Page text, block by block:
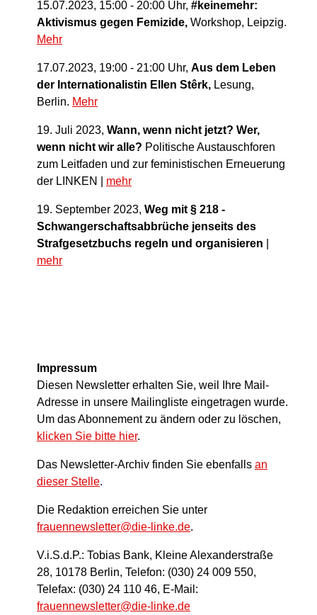
15.07.2023, 15:00 - 20:00 Uhr, #keinemehr:
Aktivismus gegen Femizide, Workshop, Leipzig.
Mehr
17.07.2023, 19:00 - 21:00 Uhr, Aus dem Leben
der Internationalistin Ellen Stêrk, Lesung,
Berlin. Mehr
19. Juli 2023, Wann, wenn nicht jetzt? Wer,
wenn nicht wir alle? Politische Austauschforen
zum Leitfaden und zur feministischen Erneuerung
der LINKEN | mehr
19. September 2023, Weg mit § 218 -
Schwangerschaftsabbrüche jenseits des
Strafgesetzbuchs regeln und organisieren
mehr
Impressum
Diesen Newsletter erhalten Sie, weil Ihre Mail-
Adresse in unsere Mailingliste eingetragen wurde.
Um das Abonnement zu ändern oder zu löschen,
klicken Sie bitte hier.
Das Newsletter-Archiv finden Sie ebenfalls an
dieser Stelle.
Die Redaktion erreichen Sie unter
frauennewsletter@die-linke.de.
V.i.S.d.P.: Tobias Bank, Kleine Alexanderstraße
28, 10178 Berlin, Telefon: (030) 24 009 550,
Telefax: (030) 24 110 46, E-Mail:
frauennewsletter@die-linke.de